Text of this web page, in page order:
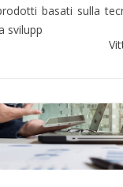
basati sulla
svilupp